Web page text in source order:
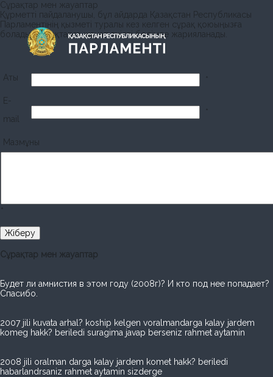
Сұрақтар мен жауаптар
Құрметті пайдаланушы, бұл айдарда Қазақстан Республикасы
Парламентінің қызметі туралы кез келген сұрақ қоюыңызға
болады. Сұрақтарға жауап тиісті бөлімде жарияланады.
Аты *
E-
mail
*
Мазмұны
*
Сұрақтар мен жауаптар
Будет ли амнистия в этом году (2008г)? И кто под нее попадает?
Спасибо.
2007 jili kuvata arhal? koship kelgen voralmandarga kalay jardem
komeg hakk? beriledi suragima javap berseniz rahmet aytamin
2008 jili oralman darga kalay jardem komet hakk? berіledі
habarlandrsaniz rahmet aytamin sizderge